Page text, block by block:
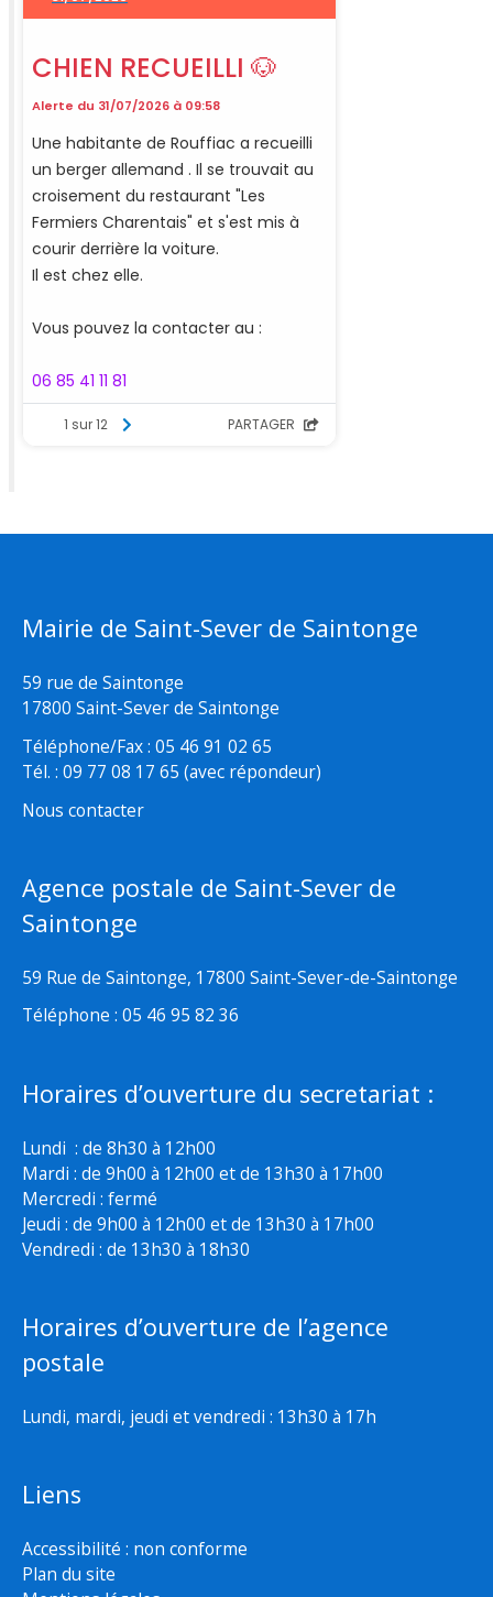
Mairie de Saint-Sever de Saintonge
59 rue de Saintonge
17800 Saint-Sever de Saintonge
Téléphone/Fax : 05 46 91 02 65
Tél. : 09 77 08 17 65 (avec répondeur)
Nous contacter
Agence postale de Saint-Sever de
Saintonge
59 Rue de Saintonge, 17800 Saint-Sever-de-Saintonge
Téléphone : 05 46 95 82 36
Horaires d’ouverture du secretariat :
Lundi : de 8h30 à 12h00
Mardi : de 9h00 à 12h00 et de 13h30 à 17h00
Mercredi : fermé
Jeudi : de 9h00 à 12h00 et de 13h30 à 17h00
Vendredi : de 13h30 à 18h30
Horaires d’ouverture de l’agence
postale
Lundi, mardi, jeudi et vendredi : 13h30 à 17h
Liens
Accessibilité : non conforme
Plan du site